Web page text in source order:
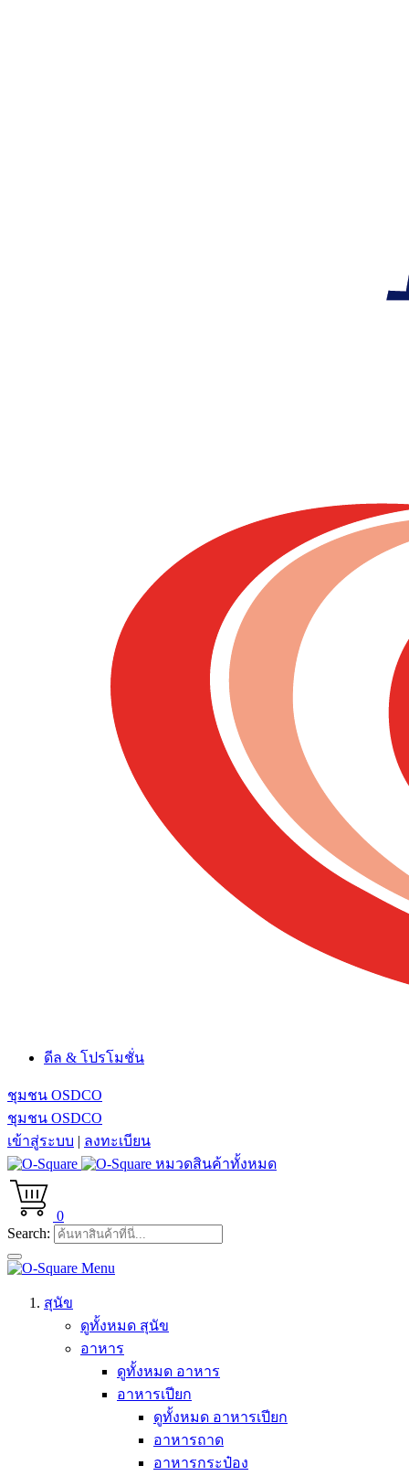
ดีล & โปรโมชั่น
ชุมชน OSDCO
ชุมชน OSDCO
เข้าสู่ระบบ | ลงทะเบียน
หมวดสินค้าทั้งหมด
0
Search:
Menu
สุนัข
ดูทั้งหมด สุนัข
อาหาร
ดูทั้งหมด อาหาร
อาหารเปียก
ดูทั้งหมด อาหารเปียก
อาหารถาด
อาหารกระป๋อง